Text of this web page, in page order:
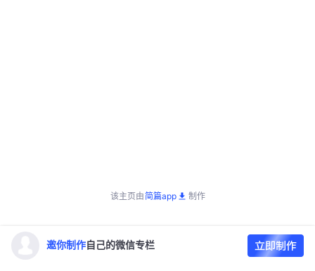
该主页由简篇app 制作
邀你制作 自己的微信专栏